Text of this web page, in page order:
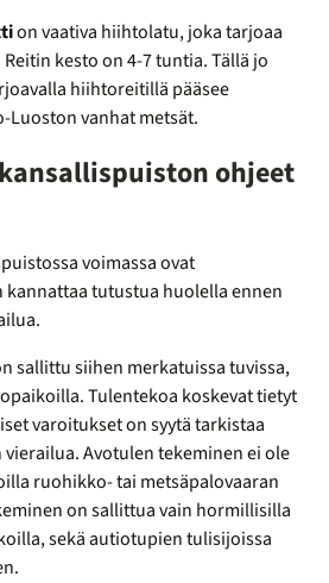
on vaativa hiihtolatu, joka tarjoaa
kesto on 4-7 tuntia. Tällä jo
hiihtoreitillä pääsee
Luoston vanhat metsät.
ohjeet
voimassa ovat
kannattaa tutustua huolella ennen
sallittu siihen merkatuissa tuvissa,
Tulentekoa koskevat tietyt
varoitukset on syytä tarkistaa
Avotulen tekeminen ei ole
ruohikko- tai metsäpalovaaran
on sallittua vain hormillisilla
sekä autiotupien tulisijoissa